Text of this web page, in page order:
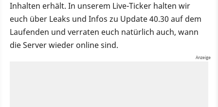
Inhalten erhält. In unserem Live-Ticker halten wir
euch über Leaks und Infos zu Update 40.30 auf dem
Laufenden und verraten euch natürlich auch, wann
die Server wieder online sind.